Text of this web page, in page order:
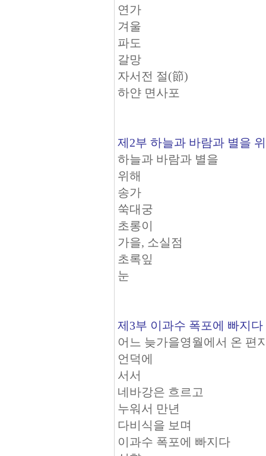
연가
겨울
파도
갈망
자서전 절(節)
하얀 면사포
제2부 하늘과 바람과 별을
하늘과 바람과 별을
위해
송가
쑥대궁
초롱이
가을, 소실점
초록잎
눈
제3부 이과수 폭포에 빠지다
어느 늦가을영월에서 온 편
언덕에
서서
네바강은 흐르고
누워서 만년
다비식을 보며
이과수 폭포에 빠지다